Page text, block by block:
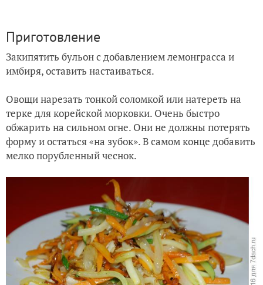
Приготовление
Закипятить бульон с добавлением лемонграсса и
имбиря, оставить настаиваться.
Овощи нарезать тонкой соломкой или натереть на
терке для корейской морковки. Очень быстро
обжарить на сильном огне. Они не должны потерять
форму и остаться «на зубок». В самом конце добавить
мелко порубленный чеснок.